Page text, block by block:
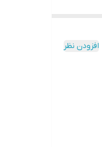
افزودن نظر